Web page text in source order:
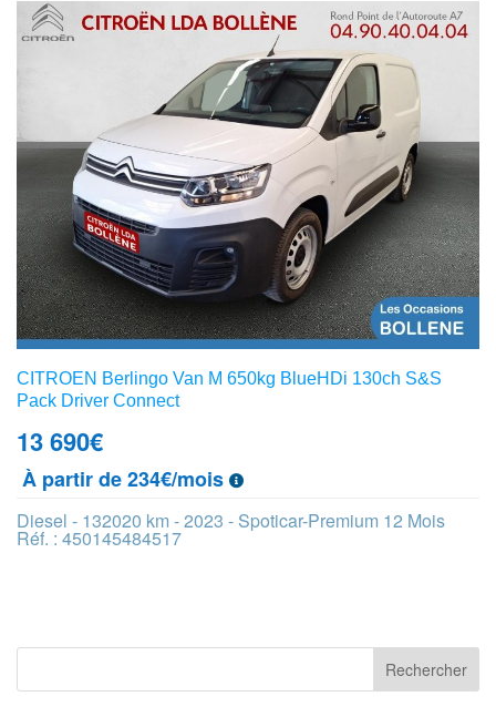
CITROEN Berlingo Van M 650kg BlueHDi 130ch S&S
Pack Driver Connect
13 690€
À partir de 234€/mois
Diesel - 132020 km - 2023 - Spoticar-Premium 12 Mois
Réf. : 450145484517